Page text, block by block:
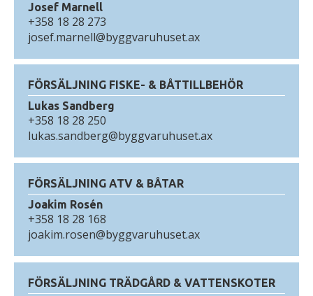
Josef Marnell
+358 18 28 273
josef.marnell@byggvaruhuset.ax
FÖRSÄLJNING FISKE- & BÅTTILLBEHÖR
Lukas Sandberg
+358 18 28 250
lukas.sandberg@byggvaruhuset.ax
FÖRSÄLJNING ATV & BÅTAR
Joakim Rosén
+358 18 28 168
joakim.rosen@byggvaruhuset.ax
FÖRSÄLJNING TRÄDGÅRD & VATTENSKOTER